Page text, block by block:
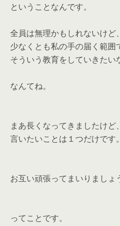
ということなんです。
全員は無理かもしれないけど、
少なくとも私の手の届く範囲
そういう教育をしていきたい
なんてね。
まあ長くなってきましたけど、
言いたいことは１つだけです。
お互い頑張ってまいりましょ
ってことです。